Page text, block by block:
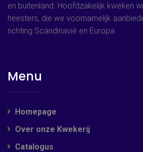
en buitenland. Hoofdzakelijk kweken
heesters, die we voornamelijk
richting Scandinavië en Europa.
Menu
Homepage
Over onze Kwekerij
Catalogus